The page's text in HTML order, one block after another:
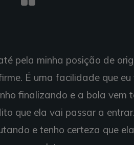
pela minha posição de
É uma facilidade que eu
finalizando e a bola vem
que ela vai passar a
e tenho certeza que